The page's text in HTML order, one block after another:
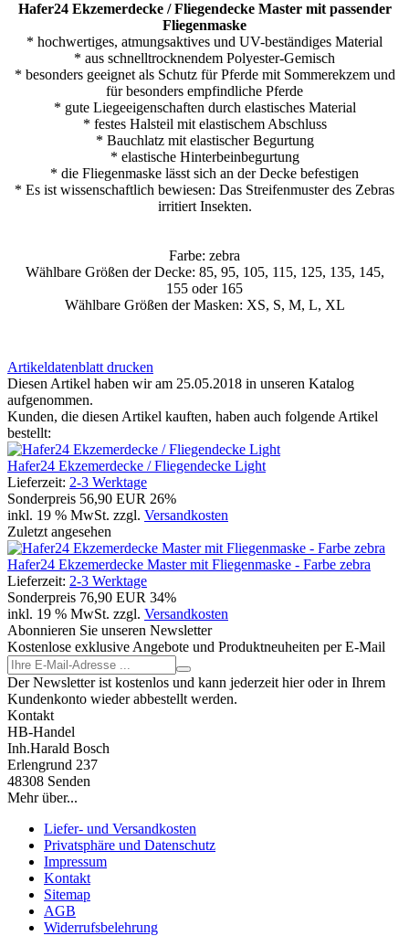
Hafer24 Ekzemerdecke / Fliegendecke Master mit passender
Fliegenmaske
* hochwertiges, atmungsaktives und UV-beständiges Material
* aus schnelltrocknendem Polyester-Gemisch
* besonders geeignet als Schutz für Pferde mit Sommerekzem und
für besonders empfindliche Pferde
* gute Liegeeigenschaften durch elastisches Material
* festes Halsteil mit elastischem Abschluss
* Bauchlatz mit elastischer Begurtung
* elastische Hinterbeinbegurtung
* die Fliegenmaske lässt sich an der Decke befestigen
* Es ist wissenschaftlich bewiesen: Das Streifenmuster des Zebras
irritiert Insekten.
Farbe: zebra
Wählbare Größen der Decke: 85, 95, 105, 115, 125, 135, 145,
155 oder 165
Wählbare Größen der Masken: XS, S, M, L, XL
Artikeldatenblatt drucken
Diesen Artikel haben wir am 25.05.2018 in unseren Katalog
aufgenommen.
Kunden, die diesen Artikel kauften, haben auch folgende Artikel
bestellt:
Hafer24 Ekzemerdecke / Fliegendecke Light
Lieferzeit: 2-3 Werktage
Sonderpreis 56,90 EUR 26%
inkl. 19 % MwSt. zzgl. Versandkosten
Zuletzt angesehen
Hafer24 Ekzemerdecke Master mit Fliegenmaske - Farbe zebra
Lieferzeit: 2-3 Werktage
Sonderpreis 76,90 EUR 34%
inkl. 19 % MwSt. zzgl. Versandkosten
Abonnieren Sie unseren Newsletter
Kostenlose exklusive Angebote und Produktneuheiten per E-Mail
Der Newsletter ist kostenlos und kann jederzeit hier oder in Ihrem
Kundenkonto wieder abbestellt werden.
Kontakt
HB-Handel
Inh.Harald Bosch
Erlengrund 237
48308 Senden
Mehr über...
Liefer- und Versandkosten
Privatsphäre und Datenschutz
Impressum
Kontakt
Sitemap
AGB
Widerrufsbelehrung